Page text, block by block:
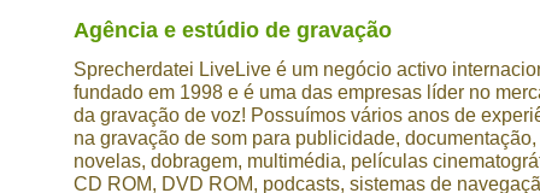
Agência e estúdio de gravação
Sprecherdatei LiveLive é um negócio activo
fundado em 1998 e é uma das empresas líder no
da gravação de voz! Possuímos vários anos de
na gravação de som para publicidade,
novelas, dobragem, multimédia, películas
CD ROM, DVD ROM, podcasts, sistemas de